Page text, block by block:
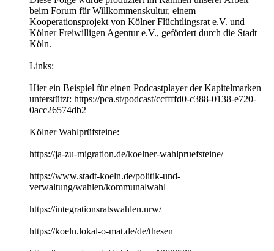
beim Forum für Willkommenskultur, einem
Kooperationsprojekt von Kölner Flüchtlingsrat e.V. und
Kölner Freiwilligen Agentur e.V., gefördert durch die Stadt
Köln.
Links:
Hier ein Beispiel für einen Podcastplayer der Kapitelmarken
unterstützt: https://pca.st/podcast/ccffffd0-c388-0138-e720-
0acc26574db2
Kölner Wahlprüfsteine:
https://ja-zu-migration.de/koelner-wahlpruefsteine/
https://www.stadt-koeln.de/politik-und-
verwaltung/wahlen/kommunalwahl
https://integrationsratswahlen.nrw/
https://koeln.lokal-o-mat.de/de/thesen